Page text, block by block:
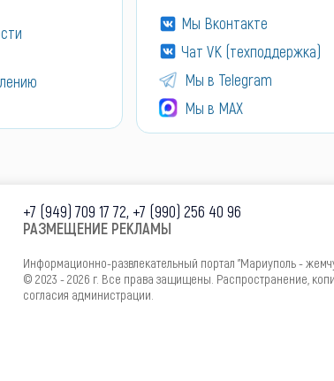
Мы Вконтакте
Чат VK (техподдержка)
Мы в Telegram
Мы в МАХ
+7 (949) 709 17 72, +7 (990) 256 40 96
РАЗМЕЩЕНИЕ РЕКЛАМЫ
Информационно-развлекательный портал "Мариуполь -
© 2023 - 2026 г. Все права защищены. Распространение,
согласия администрации.